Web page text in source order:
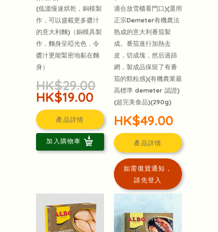
(低溫慢速烘乾，銅模製
作，可以盛載更多醬汁
的意大利麵)（銅模具製
作，麵身呈啞光色，令
醬汁更能緊密地黏在麵
身）
HK$29.00
HK$19.00
產品詳情
加入購物車
適合放雪櫃看門口)(選用
正宗Demeter有機農法
熟成的意大利番茄製
成。番茄進行加熱去
皮，切成塊，然后過篩
網，製成品保留了有番
茄的顆粒感)(有機農業最
高標準 demeter 認證)
(超完美食品)(290g)
HK$49.00
產品詳情
如需復貨通知，
請先登入